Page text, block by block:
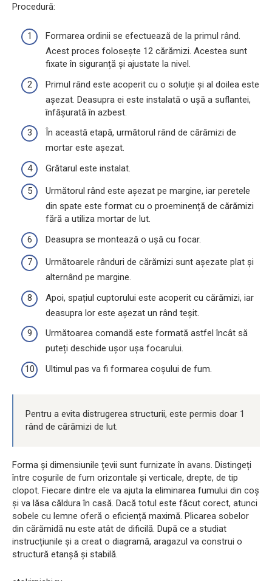
Procedură:
Formarea ordinii se efectuează de la primul rând.
Acest proces folosește 12 cărămizi. Acestea sunt
fixate în siguranță și ajustate la nivel.
Primul rând este acoperit cu o soluție și al doilea este
așezat. Deasupra ei este instalată o ușă a suflantei,
înfășurată în azbest.
În această etapă, următorul rând de cărămizi de
mortar este așezat.
Grătarul este instalat.
Următorul rând este așezat pe margine, iar peretele
din spate este format cu o proeminență de cărămizi
fără a utiliza mortar de lut.
Deasupra se montează o ușă cu focar.
Următoarele rânduri de cărămizi sunt așezate plat și
alternând pe margine.
Apoi, spațiul cuptorului este acoperit cu cărămizi, iar
deasupra lor este așezat un rând teșit.
Următoarea comandă este formată astfel încât să
puteți deschide ușor ușa focarului.
Ultimul pas va fi formarea coșului de fum.
Pentru a evita distrugerea structurii, este permis doar 1
rând de cărămizi de lut.
Forma și dimensiunile țevii sunt furnizate în avans. Distingeți
între coșurile de fum orizontale și verticale, drepte, de tip
clopot. Fiecare dintre ele va ajuta la eliminarea fumului din coș
și va lăsa căldura în casă. Dacă totul este făcut corect, atunci
sobele cu lemne oferă o eficiență maximă. Plicarea sobelor
din cărămidă nu este atât de dificilă. După ce a studiat
instrucțiunile și a creat o diagramă, aragazul va construi o
structură etanșă și stabilă.